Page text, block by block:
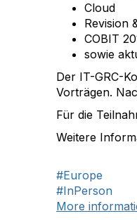
Cloud
Revision
COBIT
sowie
Der IT-GRC-
Vorträgen.
Für die
Weitere
#Europe
#InPerson
More